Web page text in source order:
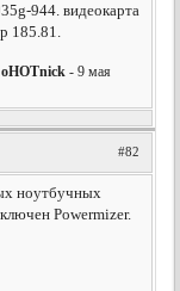
944. видеокарта
185.81.
oHOTnick - 9 мая
#82
ноутбучных
Powermizer.